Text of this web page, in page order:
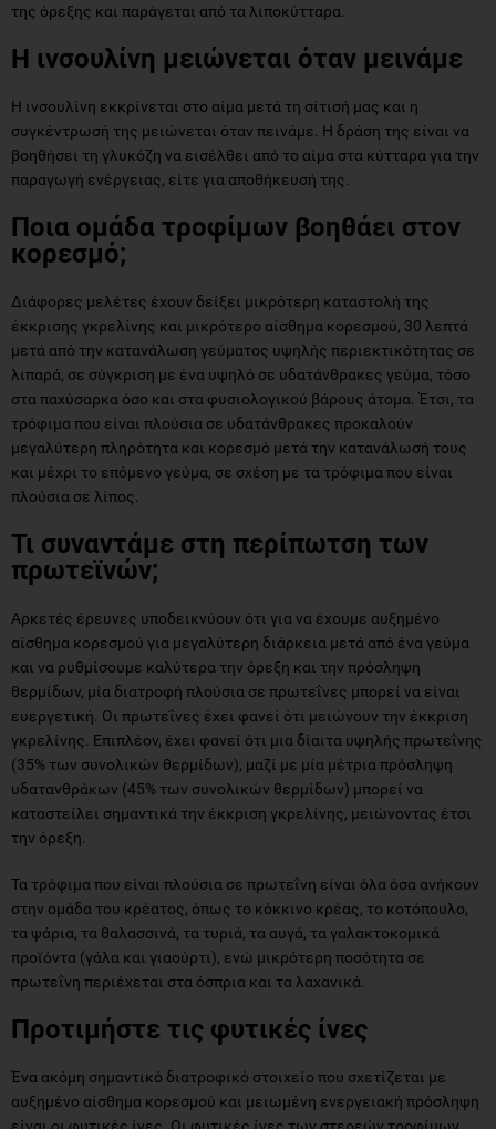
της όρεξης και παράγεται από τα λιποκύτταρα.
Η ινσουλίνη μειώνεται όταν μεινάμε
Η ινσουλίνη εκκρίνεται στο αίμα μετά τη σίτισή μας και η
συγκέντρωσή της μειώνεται όταν πεινάμε. Η δράση της είναι να
βοηθήσει τη γλυκόζη να εισέλθει από το αίμα στα κύτταρα για την
παραγωγή ενέργειας, είτε για αποθήκευσή της.
Ποια ομάδα τροφίμων βοηθάει στον
κορεσμό;
Διάφορες μελέτες έχουν δείξει μικρότερη καταστολή της
έκκρισης γκρελίνης και μικρότερο αίσθημα κορεσμού, 30 λεπτά
μετά από την κατανάλωση γεύματος υψηλής περιεκτικότητας σε
λιπαρά, σε σύγκριση με ένα υψηλό σε υδατάνθρακες γεύμα, τόσο
στα παχύσαρκα όσο και στα φυσιολογικού βάρους άτομα. Έτσι, τα
τρόφιμα που είναι πλούσια σε υδατάνθρακες προκαλούν
μεγαλύτερη πληρότητα και κορεσμό μετά την κατανάλωσή τους
και μέχρι το επόμενο γεύμα, σε σχέση με τα τρόφιμα που είναι
πλούσια σε λίπος.
Τι συναντάμε στη περίπωτση των
πρωτεϊνών;
Αρκετές έρευνες υποδεικνύουν ότι για να έχουμε αυξημένο
αίσθημα κορεσμού για μεγαλύτερη διάρκεια μετά από ένα γεύμα
και να ρυθμίσουμε καλύτερα την όρεξη και την πρόσληψη
θερμίδων, μία διατροφή πλούσια σε πρωτεΐνες μπορεί να είναι
ευεργετική. Οι πρωτεΐνες έχει φανεί ότι μειώνουν την έκκριση
γκρελίνης. Επιπλέον, έχει φανεί ότι μια δίαιτα υψηλής πρωτεΐνης
(35% των συνολικών θερμίδων), μαζί με μία μέτρια πρόσληψη
υδατανθράκων (45% των συνολικών θερμίδων) μπορεί να
καταστείλει σημαντικά την έκκριση γκρελίνης, μειώνοντας έτσι
την όρεξη.
Τα τρόφιμα που είναι πλούσια σε πρωτεΐνη είναι όλα όσα ανήκουν
στην ομάδα του κρέατος, όπως το κόκκινο κρέας, το κοτόπουλο,
τα ψάρια, τα θαλασσινά, τα τυριά, τα αυγά, τα γαλακτοκομικά
προϊόντα (γάλα και γιαούρτι), ενώ μικρότερη ποσότητα σε
πρωτεΐνη περιέχεται στα όσπρια και τα λαχανικά.
Προτιμήστε τις φυτικές ίνες
Ένα ακόμη σημαντικό διατροφικό στοιχείο που σχετίζεται με
αυξημένο αίσθημα κορεσμού και μειωμένη ενεργειακή πρόσληψη
είναι οι φυτικές ίνες. Οι φυτικές ίνες των στερεών τροφίμων